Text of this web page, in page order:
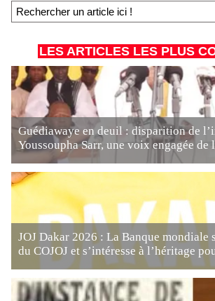
LES ARTICLES LES PLUS
Guédiawaye en deuil : disparition de
Youssoupha Sarr, une voix engagée de
JOJ Dakar 2026 : La Banque mondiale
du COJOJ et s’intéresse à l’héritage